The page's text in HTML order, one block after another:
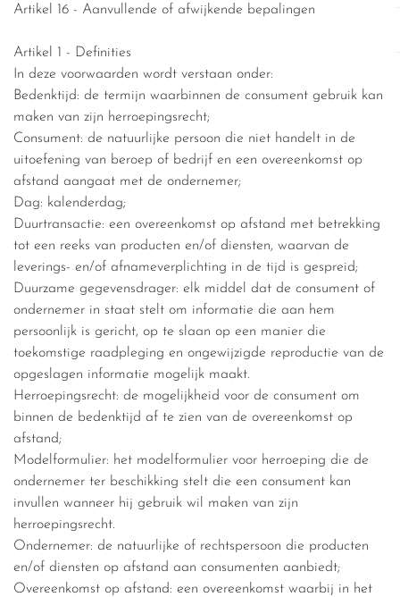
Artikel 16 - Aanvullende of afwijkende bepalingen
Artikel 1 - Definities
In deze voorwaarden wordt verstaan onder:
Bedenktijd: de termijn waarbinnen de consument gebruik kan
maken van zijn herroepingsrecht;
Consument: de natuurlijke persoon die niet handelt in de
uitoefening van beroep of bedrijf en een overeenkomst op
afstand aangaat met de ondernemer;
Dag: kalenderdag;
Duurtransactie: een overeenkomst op afstand met betrekking
tot een reeks van producten en/of diensten, waarvan de
leverings- en/of afnameverplichting in de tijd is gespreid;
Duurzame gegevensdrager: elk middel dat de consument of
ondernemer in staat stelt om informatie die aan hem
persoonlijk is gericht, op te slaan op een manier die
toekomstige raadpleging en ongewijzigde reproductie van de
opgeslagen informatie mogelijk maakt.
Herroepingsrecht: de mogelijkheid voor de consument om
binnen de bedenktijd af te zien van de overeenkomst op
afstand;
Modelformulier: het modelformulier voor herroeping die de
ondernemer ter beschikking stelt die een consument kan
invullen wanneer hij gebruik wil maken van zijn
herroepingsrecht.
Ondernemer: de natuurlijke of rechtspersoon die producten
en/of diensten op afstand aan consumenten aanbiedt;
Overeenkomst op afstand: een overeenkomst waarbij in het